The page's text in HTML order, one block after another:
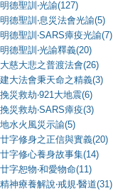
明德聖訓‧光諭(127)
明德聖訓‧息災法會光諭(5)
明德聖訓‧SARS瘴疫光諭(7)
明德聖訓‧光諭釋義(20)
大慈大悲之普渡法會(26)
建大法會秉天命之精義(3)
挽災救劫‧921大地震(6)
挽災救劫‧SARS瘴疫(3)
地水火風災示諭(5)
廿字修身之正信與實義(20)
廿字修心養身故事集(14)
廿字恕物‧和愛物命(11)
精神療養解說‧戒規‧醫道(31)